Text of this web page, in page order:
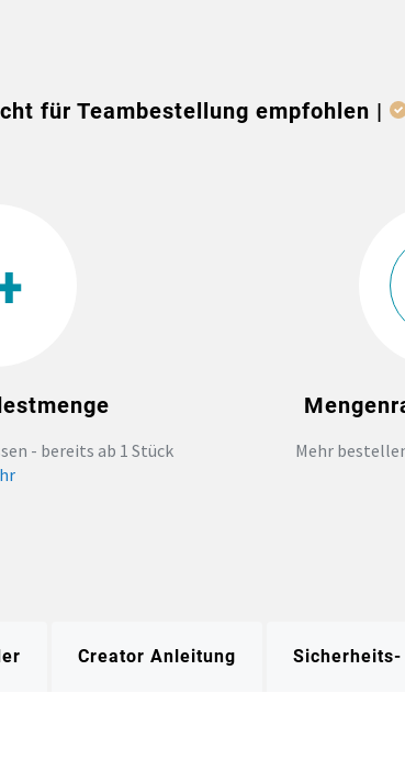
für Teambestellung empfohlen |
- bereits ab 1 Stück
Mehr
Creator Anleitung